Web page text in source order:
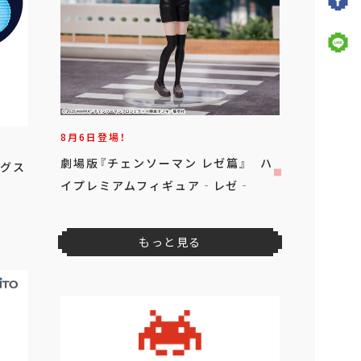
ス
8月6日登場！
劇場版『チェンソーマン レゼ篇』 ハ
イプレミアムフィギュア‐レゼ‐
もっと見る